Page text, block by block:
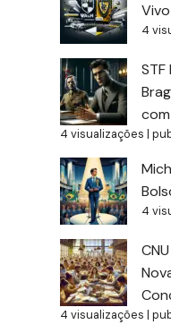
4
4 visualizações |
4
4 visualizações |